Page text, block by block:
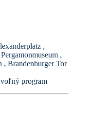
,
,
, Brandenburger Tor
voľný program